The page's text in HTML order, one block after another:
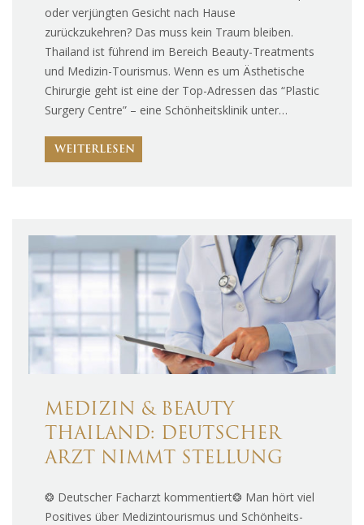
oder verjüngten Gesicht nach Hause
zurückzukehren? Das muss kein Traum bleiben.
Thailand ist führend im Bereich Beauty-Treatments
und Medizin-Tourismus. Wenn es um Ästhetische
Chirurgie geht ist eine der Top-Adressen das “Plastic
Surgery Centre” – eine Schönheitsklinik unter…
WEITERLESEN
MEDIZIN & BEAUTY
THAILAND: DEUTSCHER
ARZT NIMMT STELLUNG
❂ Deutscher Facharzt kommentiert❂ Man hört viel
Positives über Medizintourismus und Schönheits-